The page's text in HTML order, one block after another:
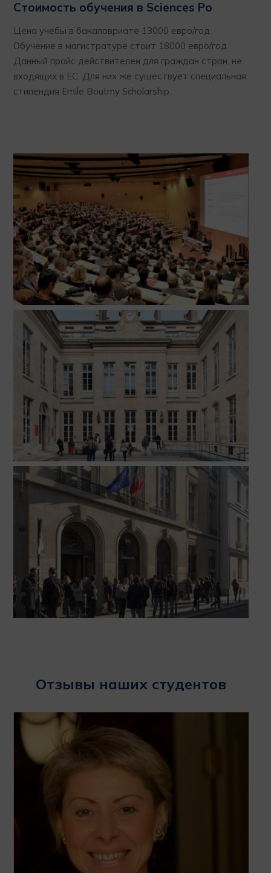
Стоимость обучения в Sciences Po
Цена учебы в бакалавриате 13000 евро/год.
Обучение в магистратуре стоит 18000 евро/год.
Данный прайс действителен для граждан стран, не
входящих в ЕС. Для них же существует специальная
стипендия Emile Boutmy Scholarship.
Отзывы наших студентов